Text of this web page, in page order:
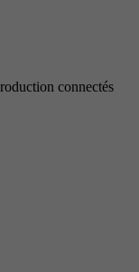
connectés